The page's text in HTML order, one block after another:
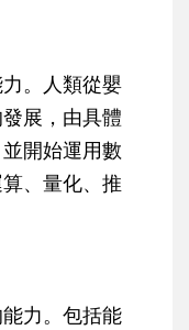
。人類從嬰
展，由具體
開始運用數
、量化、推
力。包括能